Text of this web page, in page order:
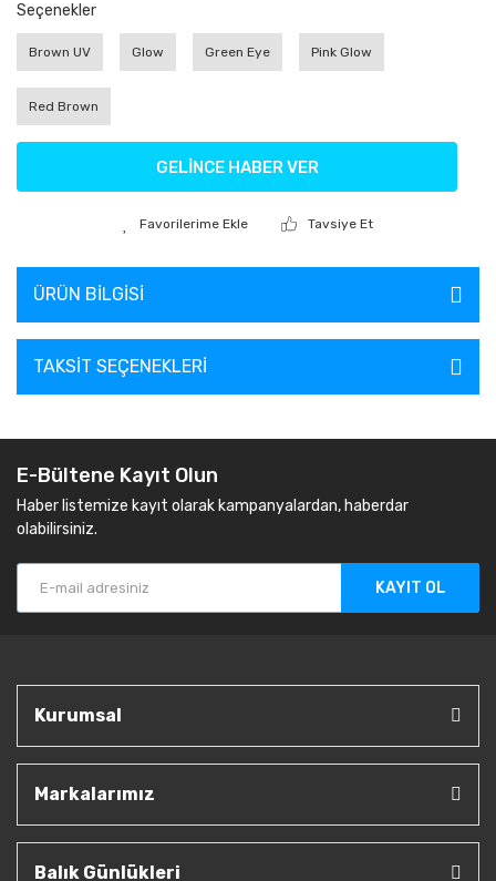
Seçenekler
Brown UV Glow Green Eye Pink Glow
Red Brown
GELİNCE HABER VER
Tavsiye Et
ÜRÜN BILGISI
TAKSIT SEÇENEKLERI
E-Bültene Kayıt Olun
Haber listemize kayıt olarak kampanyalardan, haberdar
olabilirsiniz.
KAYIT OL
Kurumsal
Markalarımız
Balık Günlükleri